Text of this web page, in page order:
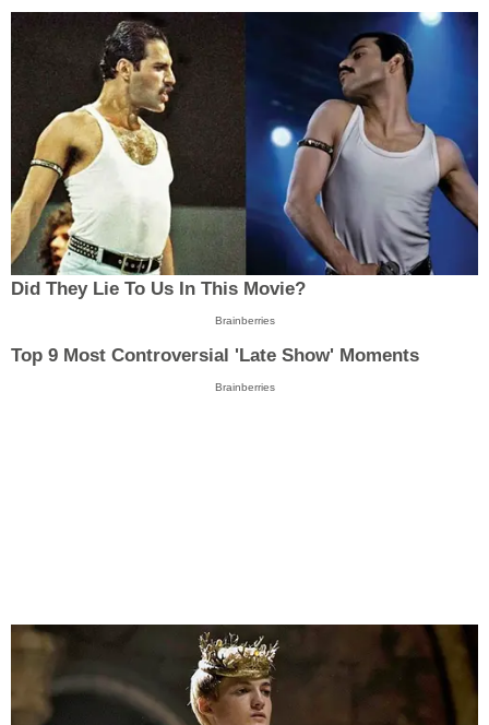
Did They Lie To Us In This Movie?
Brainberries
Top 9 Most Controversial 'Late Show' Moments
Brainberries